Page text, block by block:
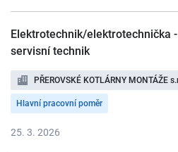
Elektrotechnik/elektrotechnička
servisní technik
PŘEROVSKÉ KOTLÁRNY MONTÁŽE
Hlavní pracovní poměr
25. 3. 2026